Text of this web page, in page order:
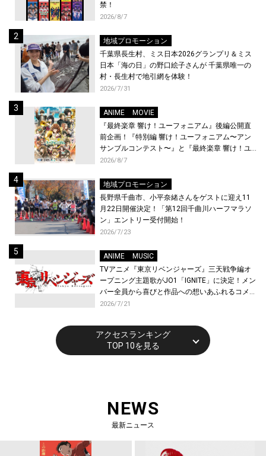
禁！
2026/8/7
地域プロモーション
千葉県長生村、ミス日本2026グランプリ＆ミス
日本「海の日」の野口絵子さんが 千葉県唯一の
村・長生村で地引網を体験！
2026/7/31
ANIME
MOVIE
『最終楽章 響け！ユーフォニアム』後編公開直
前企画！『特別編 響け！ユーフォニアム〜アン
サンブルコンテスト〜』と『最終楽章 響け！ユ
ーフォニアム』前編の一挙上映が決定！
2026/8/7
地域プロモーション
長野県千曲市、小平奈緒さんをゲストに迎え11
月22日開催決定！「第12回千曲川ハーフマラソ
ン」エントリー受付開始！
2026/7/23
ANIME
MUSIC
TVアニメ『東京リベンジャーズ』三天戦争編オ
ープニング主題歌がJO1「IGNITE」に決定！メン
バー全員から喜びと作品への想いあふれるコメン
トが到着！9月に東京・大阪で先行上映会を開
2026/7/21
アクセスランキング
TOP 10を見る
NEWS
最新ニュース